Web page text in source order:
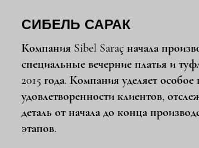
СИБЕЛЬ САРАК
Компания Sibel Saraç начала
специальные вечерние платья и
2015 года. Компания уделяет
удовлетворенности клиентов,
деталь от начала до конца
этапов.